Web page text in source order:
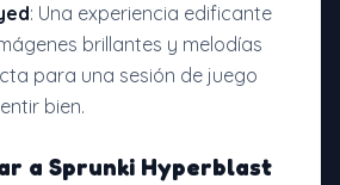
: Una experiencia edificante
brillantes y melodías
para una sesión de juego
bien.
a Sprunki Hyperblast